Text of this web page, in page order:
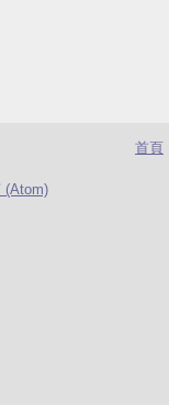
首頁
(Atom)